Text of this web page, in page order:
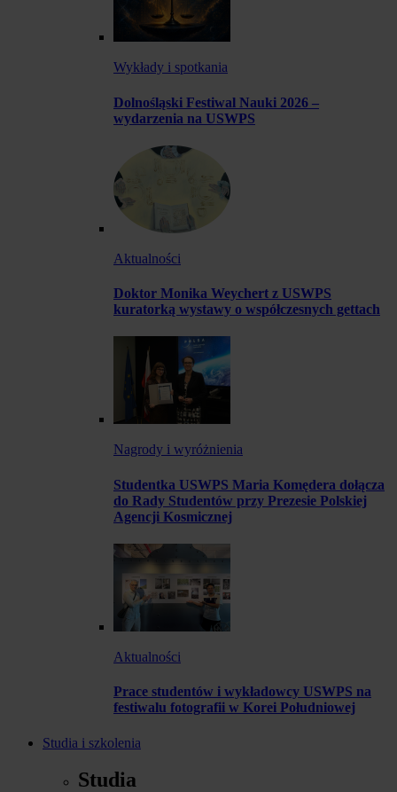
Wykłady i spotkania
Dolnośląski Festiwal Nauki 2026 –
wydarzenia na USWPS
Aktualności
Doktor Monika Weychert z USWPS
kuratorką wystawy o współczesnych gettach
Nagrody i wyróżnienia
Studentka USWPS Maria Komędera dołącza
do Rady Studentów przy Prezesie Polskiej
Agencji Kosmicznej
Aktualności
Prace studentów i wykładowcy USWPS na
festiwalu fotografii w Korei Południowej
Studia i szkolenia
Studia